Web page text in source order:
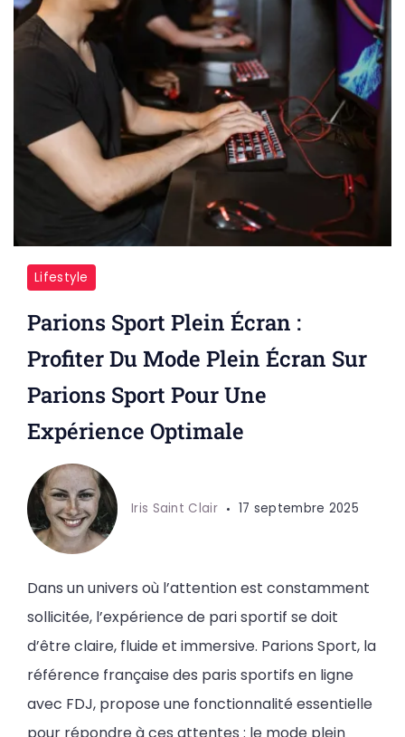
Lifestyle
Parions Sport Plein Écran :
Profiter Du Mode Plein Écran Sur
Parions Sport Pour Une
Expérience Optimale
Iris Saint Clair 17 septembre 2025
Dans un univers où l’attention est constamment
sollicitée, l’expérience de pari sportif se doit
d’être claire, fluide et immersive. Parions Sport, la
référence française des paris sportifs en ligne
avec FDJ, propose une fonctionnalité essentielle